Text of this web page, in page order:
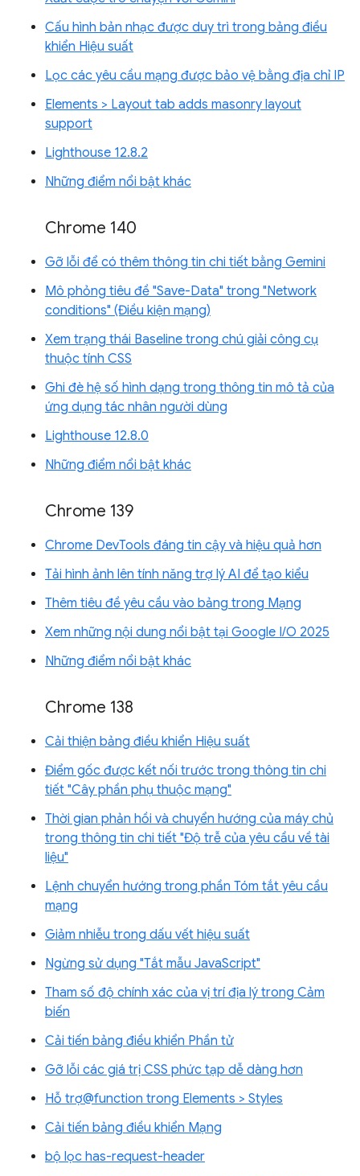
Cấu hình bản nhạc được duy trì trong bảng điều
khiển Hiệu suất
Lọc các yêu cầu mạng được bảo vệ bằng địa chỉ IP
Elements > Layout tab adds masonry layout
support
Lighthouse 12.8.2
Những điểm nổi bật khác
Chrome 140
Gỡ lỗi để có thêm thông tin chi tiết bằng Gemini
Mô phỏng tiêu đề "Save-Data" trong "Network
conditions" (Điều kiện mạng)
Xem trạng thái Baseline trong chú giải công cụ
thuộc tính CSS
Ghi đè hệ số hình dạng trong thông tin mô tả của
ứng dụng tác nhân người dùng
Lighthouse 12.8.0
Những điểm nổi bật khác
Chrome 139
Chrome DevTools đáng tin cậy và hiệu quả hơn
Tải hình ảnh lên tính năng trợ lý AI để tạo kiểu
Thêm tiêu đề yêu cầu vào bảng trong Mạng
Xem những nội dung nổi bật tại Google I/O 2025
Những điểm nổi bật khác
Chrome 138
Cải thiện bảng điều khiển Hiệu suất
Điểm gốc được kết nối trước trong thông tin chi
tiết "Cây phần phụ thuộc mạng"
Thời gian phản hồi và chuyển hướng của máy chủ
trong thông tin chi tiết "Độ trễ của yêu cầu về tài
liệu"
Lệnh chuyển hướng trong phần Tóm tắt yêu cầu
mạng
Giảm nhiễu trong dấu vết hiệu suất
Ngừng sử dụng "Tắt mẫu JavaScript"
Tham số độ chính xác của vị trí địa lý trong Cảm
biến
Cải tiến bảng điều khiển Phần tử
Gỡ lỗi các giá trị CSS phức tạp dễ dàng hơn
Hỗ trợ@function trong Elements > Styles
Cải tiến bảng điều khiển Mạng
bộ lọc has-request-header